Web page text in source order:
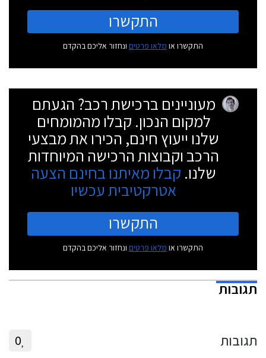
התקשרו
התקשרו או מלאו פרטים ונחזור אליכם בהקדם
מעוניינים ברכישת רכב? הגעתם
למקום הנכון. קבלו מהמומחים
שלנו ייעוץ חינם, הכירו את מבצעי
הרכב וקבוצות הרכישה המיוחדות
שלנו. קבלו מאיתנו בחינם הצעה
אטרקטיבית עכשיו
התקשרו
התקשרו או מלאו פרטים ונחזור אליכם בהקדם
תגובות
תגובות 0